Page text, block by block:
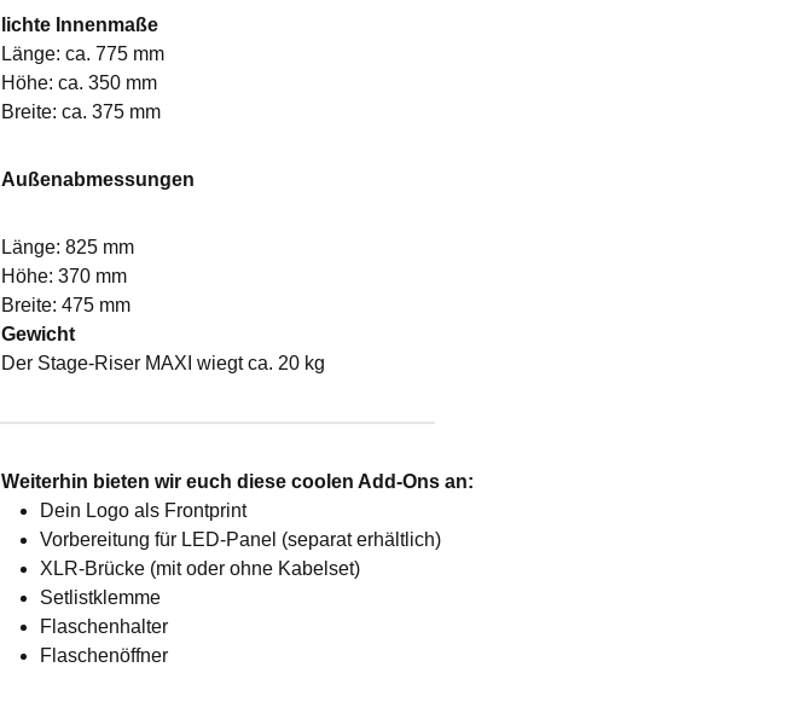
lichte Innenmaße
Länge: ca. 775 mm
Höhe: ca. 350 mm
Breite: ca. 375 mm
Außenabmessungen
Länge: 825 mm
Höhe: 370 mm
Breite: 475 mm
Gewicht
Der Stage-Riser MAXI wiegt ca. 20 kg
Weiterhin bieten wir euch diese coolen Add-Ons an:
Dein Logo als Frontprint
Vorbereitung für LED-Panel (separat erhältlich)
XLR-Brücke (mit oder ohne Kabelset)
Setlistklemme
Flaschenhalter
Flaschenöffner